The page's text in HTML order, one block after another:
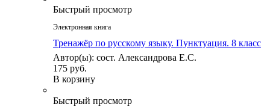
Быстрый просмотр
Электронная книга
Тренажёр по русскому языку. Пунктуация. 8 класс
Автор(ы): сост. Александрова Е.С.
175 руб.
В корзину
Быстрый просмотр